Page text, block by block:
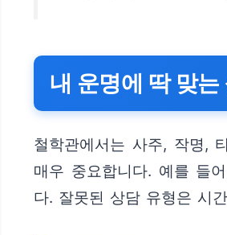
내 운명에 딱 맞
철학관에서는 사주, 작명,
매우 중요합니다. 예를 들
다. 잘못된 상담 유형은 시